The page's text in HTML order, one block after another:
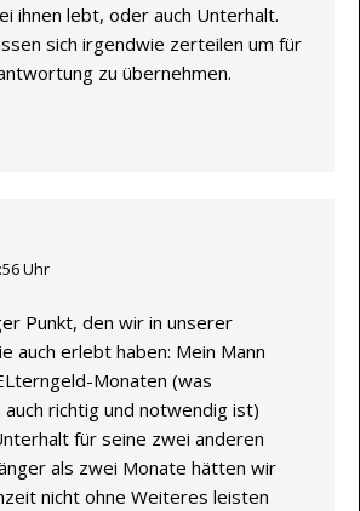
ihnen lebt, oder auch Unterhalt.
sich irgendwie zerteilen um für
zu übernehmen.
Uhr
Punkt, den wir in unserer
auch erlebt haben: Mein Mann
Monaten (was
auch richtig und notwendig ist)
für seine zwei anderen
als zwei Monate hätten wir
nicht ohne Weiteres leisten